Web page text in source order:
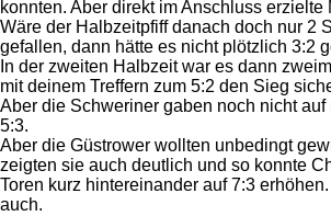
konnten. Aber direkt im Anschluss erzielte
Wäre der Halbzeitpfiff danach doch nur 2
gefallen, dann hätte es nicht plötzlich 3:2
In der zweiten Halbzeit war es dann
mit deinem Treffern zum 5:2 den Sieg
Aber die Schweriner gaben noch nicht auf
5:3.
Aber die Güstrower wollten unbedingt
zeigten sie auch deutlich und so konnte
Toren kurz hintereinander auf 7:3
auch.